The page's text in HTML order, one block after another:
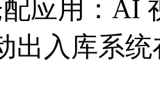
配应用：AI
出入库系